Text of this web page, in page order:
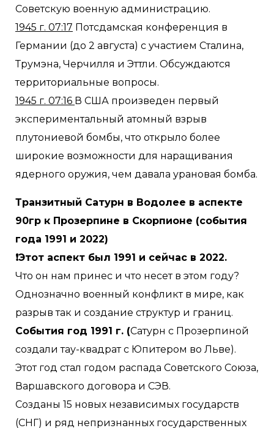
Советскую военную администрацию.
1945 г. 07:17 Потсдамская конференция в
Германии (до 2 августа) с участием Сталина,
Трумэна, Черчилля и Эттли. Обсуждаются
территориальные вопросы.
1945 г. 07:16 В США произведен первый
экспериментальный атомный взрыв
плутониевой бомбы, что открыло более
широкие возможности для наращивания
ядерного оружия, чем давала урановая бомба.
Транзитный Сатурн в Водолее в аспекте
90гр к Прозерпине в Скорпионе (события
года 1991 и 2022)
❗Этот аспект был 1991 и сейчас в 2022.
Что он нам принес и что несет в этом году?
Однозначно военный конфликт в мире, как
разрыв так и создание структур и границ.
События год 1991 г. (Сатурн с Прозерпиной
создали тау-квадрат с Юпитером во Льве).
Этот год стал годом распада Советского Союза,
Варшавского договора и СЭВ.
Созданы 15 новых независимых государств
(СНГ) и ряд непризнанных государственных